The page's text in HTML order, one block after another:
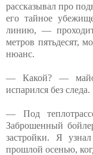
рассказывал про
его тайное
линию, — проходит
метров пятьдесят,
нюанс.
— Какой? —
испарился без следа.
— Под
Заброшенный
застройки. Я
прошлой осенью,